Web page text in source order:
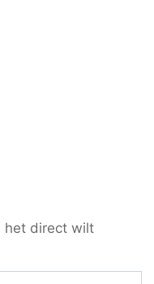
het direct wilt